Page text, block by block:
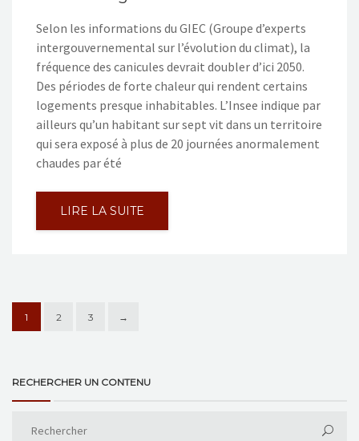
Selon les informations du GIEC (Groupe d’experts
intergouvernemental sur l’évolution du climat), la
fréquence des canicules devrait doubler d’ici 2050.
Des périodes de forte chaleur qui rendent certains
logements presque inhabitables. L’Insee indique par
ailleurs qu’un habitant sur sept vit dans un territoire
qui sera exposé à plus de 20 journées anormalement
chaudes par été
LIRE LA SUITE
1 2 3 →
RECHERCHER UN CONTENU